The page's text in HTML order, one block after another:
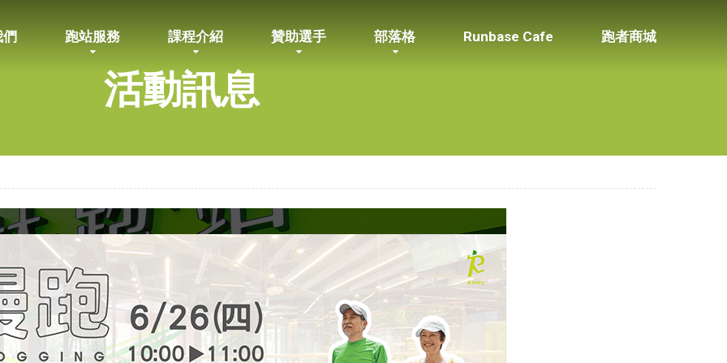
跑站服務 課程介紹 贊助選手 部落格 Runbase Cafe 跑者商城
活動訊息